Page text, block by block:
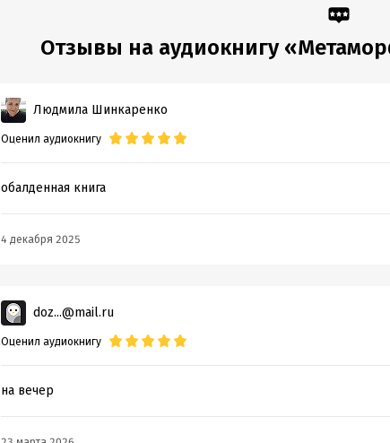
Отзывы на аудиокнигу
Людмила Шинкаренко
Оценил аудиокнигу
обалденная книга
4 декабря 2025
doz...@mail.ru
Оценил аудиокнигу
на вечер